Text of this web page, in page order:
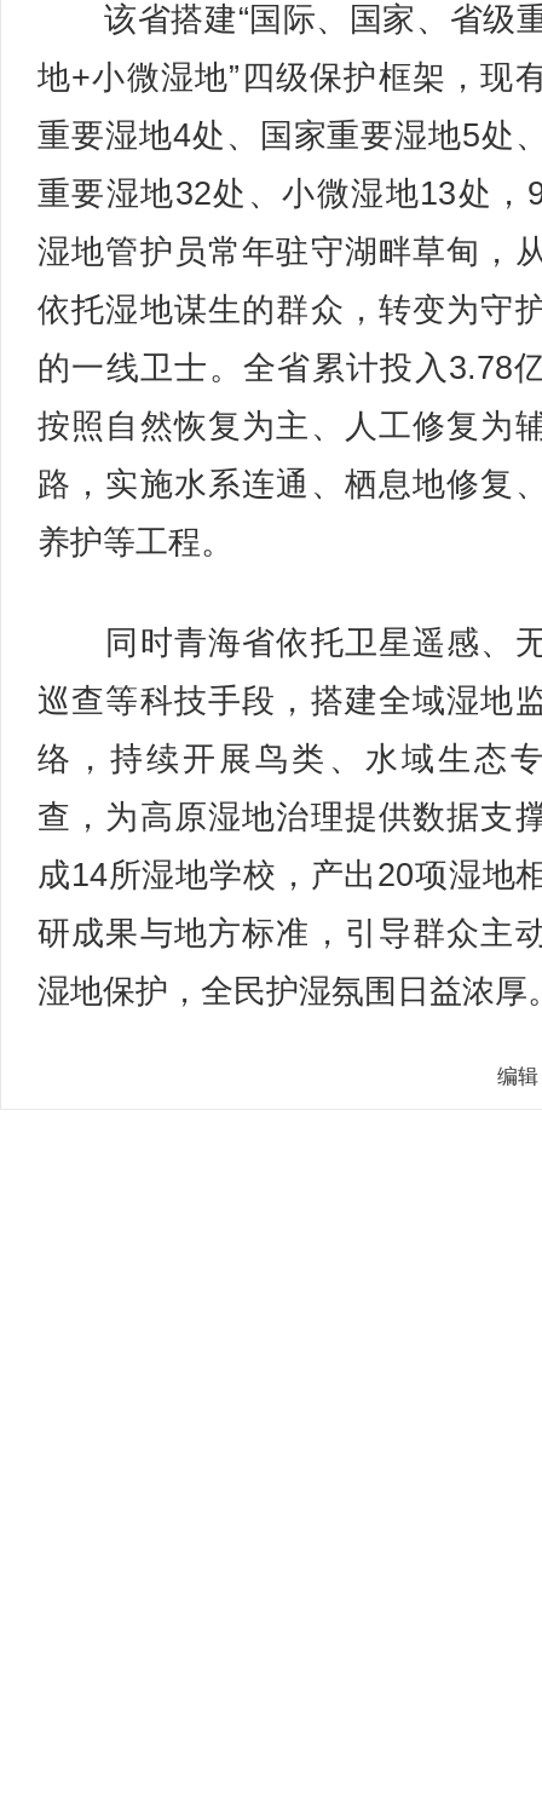
该省搭建“国际、国家、省级
地+小微湿地”四级保护框架，现
重要湿地4处、国家重要湿地5处
重要湿地32处、小微湿地13处，
湿地管护员常年驻守湖畔草甸，
依托湿地谋生的群众，转变为守
的一线卫士。全省累计投入3.78
按照自然恢复为主、人工修复为
路，实施水系连通、栖息地修复
养护等工程。
同时青海省依托卫星遥感、
巡查等科技手段，搭建全域湿地
络，持续开展鸟类、水域生态
查，为高原湿地治理提供数据支
成14所湿地学校，产出20项湿地
研成果与地方标准，引导群众主
湿地保护，全民护湿氛围日益浓厚
编